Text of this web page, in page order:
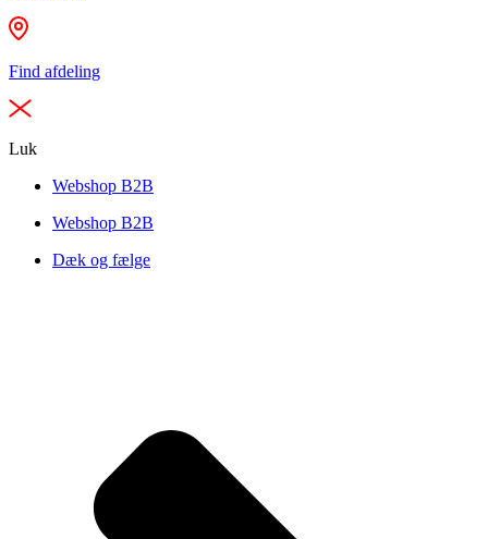
Find afdeling
Luk
Webshop B2B
Webshop B2B
Dæk og fælge